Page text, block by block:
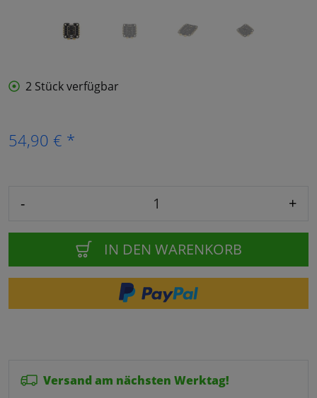
2 Stück verfügbar
54,90 € *
- +
IN DEN WARENKORB
Versand am nächsten Werktag!